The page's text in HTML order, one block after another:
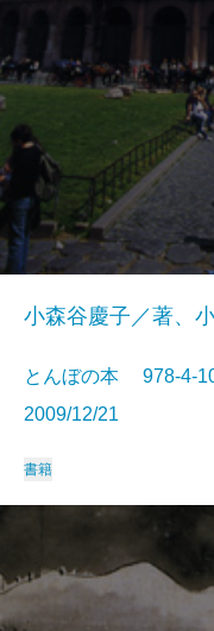
小森谷慶子／著、
とんぼの本 978-4-
2009/12/21
書籍